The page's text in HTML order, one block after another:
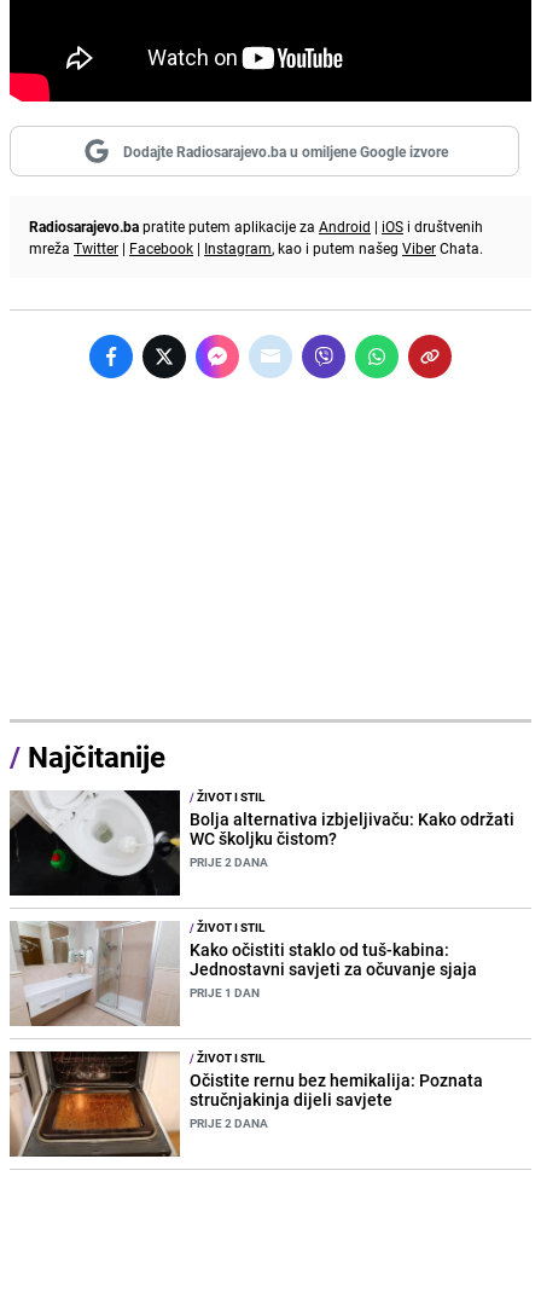
Dodajte Radiosarajevo.ba u omiljene Google izvore
Radiosarajevo.bapratite putem aplikacije za Android | iOS i društvenih
mreža Twitter | Facebook | Instagram, kao i putem našeg ViberChata.
/ Najčitanije
/ŽIVOT I STIL
Bolja alternativa izbjeljivaču: Kako održati
WC školjku čistom?
PRIJE 2 DANA
/ŽIVOT I STIL
Kako očistiti staklo od tuš-kabina:
Jednostavni savjeti za očuvanje sjaja
PRIJE 1 DAN
/ŽIVOT I STIL
Očistite rernu bez hemikalija: Poznata
stručnjakinja dijeli savjete
PRIJE 2 DANA